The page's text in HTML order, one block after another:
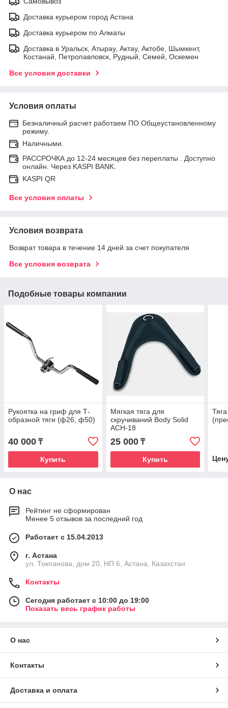
Доставка курьером город Астана
Доставка курьером по Алматы
Доставка в Уральск, Атырау, Актау, Актобе, Шымкент,
Костанай, Петропавловск, Рудный, Семей, Оскемен
Все условия доставки
Условия оплаты
Безналичный расчет работаем ПО Общеустановленному
режиму.
Наличными.
РАССРОЧКА до 12-24 месяцев без переплаты . Доступно
онлайн. Через KASPI BANK.
KASPI QR
Все условия оплаты
Условия возврата
Возврат товара в течение 14 дней за счет покупателя
Все условия возврата
Подобные товары компании
Рукоятка на гриф для Т-
образной тяги (ф26, ф50)
40 000 ₸
Купить
Мягкая тяга для
скручиваний Body Solid
ACH-18
25 000₸
Купить
О нас
Рейтинг не сформирован
Менее 5 отзывов за последний год
Работает с 15.04.2013
г. Астана
ул. Токпанова, дом 20, НП 6, Астана, Казахстан
Контакты
Сегодня работает с 10:00 до 19:00
Показать весь график работы
О нас
Контакты
Доставка и оплата